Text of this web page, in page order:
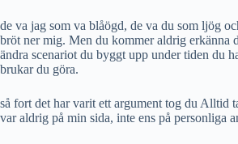
de va jag som va blåögd, de va du som ljög
bröt ner mig. Men du kommer aldrig erkänna
ändra scenariot du byggt upp under tiden du
brukar du göra.
så fort det har varit ett argument tog du Alltid
var aldrig på min sida, inte ens på personliga